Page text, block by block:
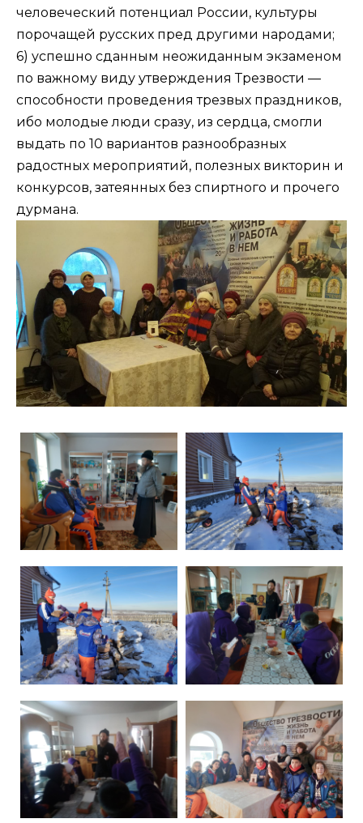
человеческий потенциал России, культуры
порочащей русских пред другими народами;
6) успешно сданным неожиданным экзаменом
по важному виду утверждения Трезвости —
способности проведения трезвых праздников,
ибо молодые люди сразу, из сердца, смогли
выдать по 10 вариантов разнообразных
радостных мероприятий, полезных викторин и
конкурсов, затеянных без спиртного и прочего
дурмана.